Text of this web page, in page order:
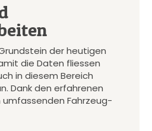
der heutigen
die Daten fliessen
in diesem Bereich
Dank den erfahrenen
Fahrzeug-